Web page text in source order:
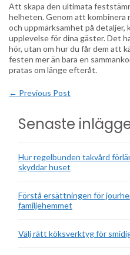
Att skapa den ultimata
helheten. Genom att
och uppmärksamhet på detaljer,
upplevelse för dina gäster. Det
hör, utan om hur du får dem att
festen mer än bara en
pratas om länge efteråt.
← Previous Post
Senaste
Hur regelbunden takvård
skyddar huset
Förstå ersättningen för
familjehemmet
Välj rätt köksverktyg för